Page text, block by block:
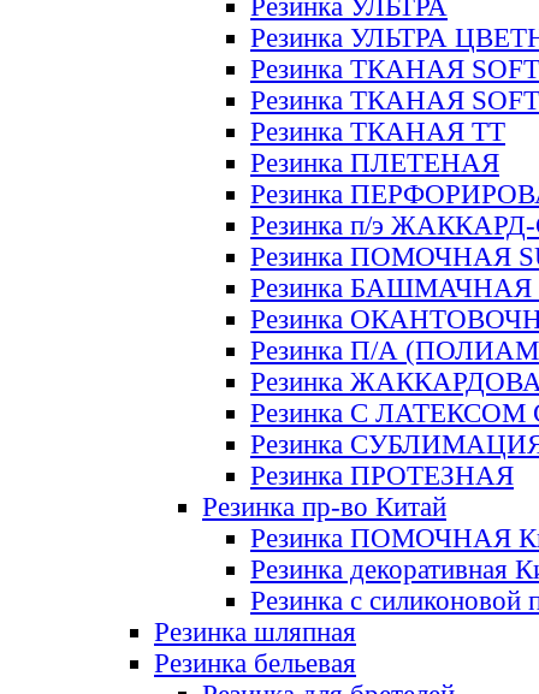
Резинка УЛЬТРА
Резинка УЛЬТРА
Резинка ТКАНАЯ SOFT
Резинка ТКАНАЯ
Резинка ТКАНАЯ ТТ
Резинка ПЛЕТЕНАЯ
Резинка
Резинка п/э
Резинка ПОМОЧНАЯ
Резинка БАШМАЧНАЯ
Резинка
Резинка П/А
Резинка
Резинка С ЛАТЕКСОМ
Резинка
Резинка ПРОТЕЗНАЯ
Резинка пр-во Китай
Резинка ПОМОЧНАЯ
Резинка декоративная
Резинка с силиконовой
Резинка шляпная
Резинка бельевая